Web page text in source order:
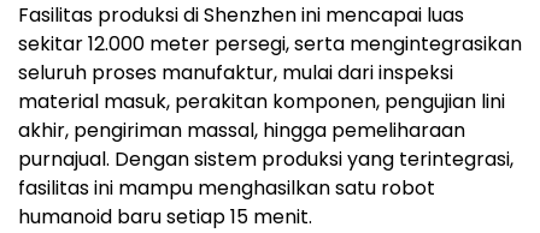
Fasilitas produksi di Shenzhen ini mencapai luas
sekitar 12.000 meter persegi, serta mengintegrasikan
seluruh proses manufaktur, mulai dari inspeksi
material masuk, perakitan komponen, pengujian lini
akhir, pengiriman massal, hingga pemeliharaan
purnajual. Dengan sistem produksi yang terintegrasi,
fasilitas ini mampu menghasilkan satu robot
humanoid baru setiap 15 menit.